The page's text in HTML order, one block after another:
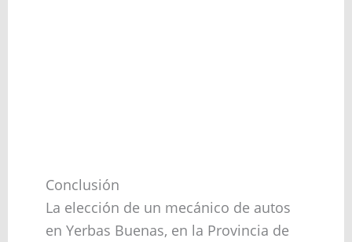
Conclusión
La elección de un mecánico de autos
en Yerbas Buenas, en la Provincia de